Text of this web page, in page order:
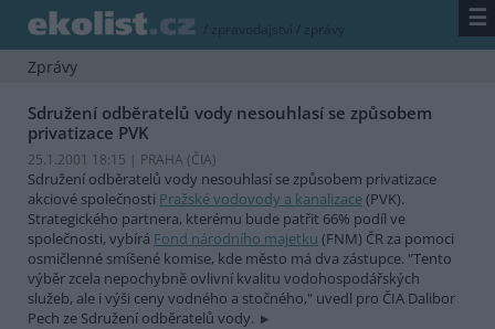
/ zpravodajství / zprávy ☰
Zprávy
Sdružení odběratelů vody nesouhlasí se způsobem
privatizace PVK
25.1.2001 18:15 | PRAHA (ČIA)
Sdružení odběratelů vody nesouhlasí se způsobem privatizace
akciové společnosti Pražské vodovody a kanalizace(PVK).
Strategického partnera, kterému bude patřit 66% podíl ve
společnosti, vybírá Fond národního majetku (FNM) ČR za pomoci
osmičlenné smíšené komise, kde město má dva zástupce. "Tento
výběr zcela nepochybně ovlivní kvalitu vodohospodářských
služeb, ale i výši ceny vodného a stočného," uvedl pro ČIA Dalibor
Pech ze Sdružení odběratelů vody.